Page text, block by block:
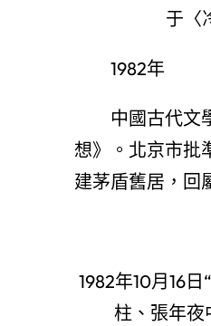
于〈
1982年
中國古代文
想》。北京市批
建茅盾舊居，回
1982年10月16
柱、張年夜